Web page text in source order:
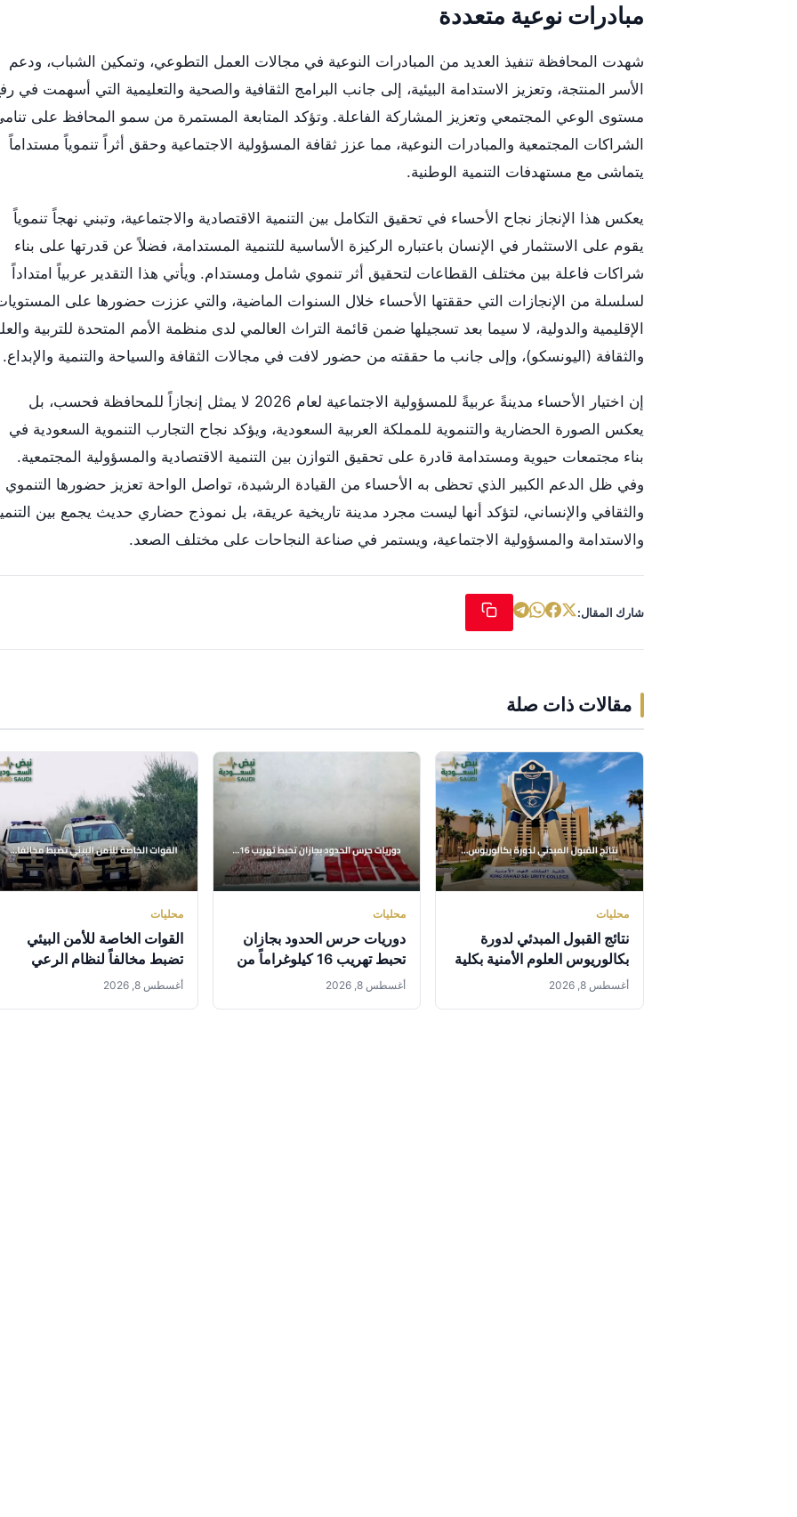
مبادرات نوعية متعددة
شهدت المحافظة تنفيذ العديد من المبادرات النوعية في مجالات العمل التطوعي، وتمكين الشباب، ودعم
الأسر المنتجة، وتعزيز الاستدامة البيئية، إلى جانب البرامج الثقافية والصحية والتعليمية التي أسهمت في
مستوى الوعي المجتمعي وتعزيز المشاركة الفاعلة. وتؤكد المتابعة المستمرة من سمو المحافظ على
الشراكات المجتمعية والمبادرات النوعية، مما عزز ثقافة المسؤولية الاجتماعية وحقق أثراً تنموياً مستداماً
يتماشى مع مستهدفات التنمية الوطنية.
يعكس هذا الإنجاز نجاح الأحساء في تحقيق التكامل بين التنمية الاقتصادية والاجتماعية، وتبني نهجاً تنموياً
يقوم على الاستثمار في الإنسان باعتباره الركيزة الأساسية للتنمية المستدامة، فضلاً عن قدرتها على بناء
شراكات فاعلة بين مختلف القطاعات لتحقيق أثر تنموي شامل ومستدام. ويأتي هذا التقدير عربياً امتداداً
لسلسلة من الإنجازات التي حققتها الأحساء خلال السنوات الماضية، والتي عززت حضورها على
الإقليمية والدولية، لا سيما بعد تسجيلها ضمن قائمة التراث العالمي لدى منظمة الأمم المتحدة للتربية
والثقافة (اليونسكو)، وإلى جانب ما حققته من حضور لافت في مجالات الثقافة والسياحة والتنمية والإبداع.
إن اختيار الأحساء مدينةً عربيةً للمسؤولية الاجتماعية لعام 2026 لا يمثل إنجازاً للمحافظة فحسب، بل
يعكس الصورة الحضارية والتنموية للمملكة العربية السعودية، ويؤكد نجاح التجارب التنموية السعودية في
بناء مجتمعات حيوية ومستدامة قادرة على تحقيق التوازن بين التنمية الاقتصادية والمسؤولية المجتمعية.
وفي ظل الدعم الكبير الذي تحظى به الأحساء من القيادة الرشيدة، تواصل الواحة تعزيز حضورها التنموي
والثقافي والإنساني، لتؤكد أنها ليست مجرد مدينة تاريخية عريقة، بل نموذج حضاري حديث يجمع بين
والاستدامة والمسؤولية الاجتماعية، ويستمر في صناعة النجاحات على مختلف الصعد.
شارك المقال:
مقالات ذات صلة
محليات
نتائج القبول المبدئي لدورة
بكالوريوس العلوم الأمنية بكلية
الملك فهد لحملة الثانوية
أغسطس 8, 2026
محليات
دوريات حرس الحدود بجازان
تحبط تهريب 16 كيلوغراماً من
الحشيش وآلاف الأقراص
أغسطس 8, 2026
محليات
القوات الخاصة للأمن البيئي
تضبط مخالفاً لنظام الرعي
داخل محمية الإمام تركي
أغسطس 8, 2026